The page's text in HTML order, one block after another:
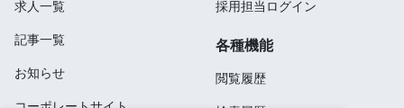
求人一覧
記事一覧
お知らせ
採用担当ログイン
各種機能
閲覧履歴